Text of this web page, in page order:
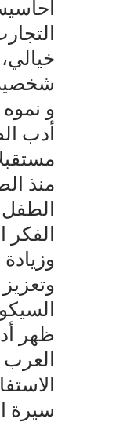
و
أدب
منذ
الطفل
الفكر
ظهر
العرب
سيرة